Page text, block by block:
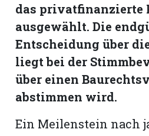
das privatfinanzierte
ausgewählt. Die
Entscheidung über
liegt bei der
über einen
abstimmen wird.
Ein Meilenstein nach